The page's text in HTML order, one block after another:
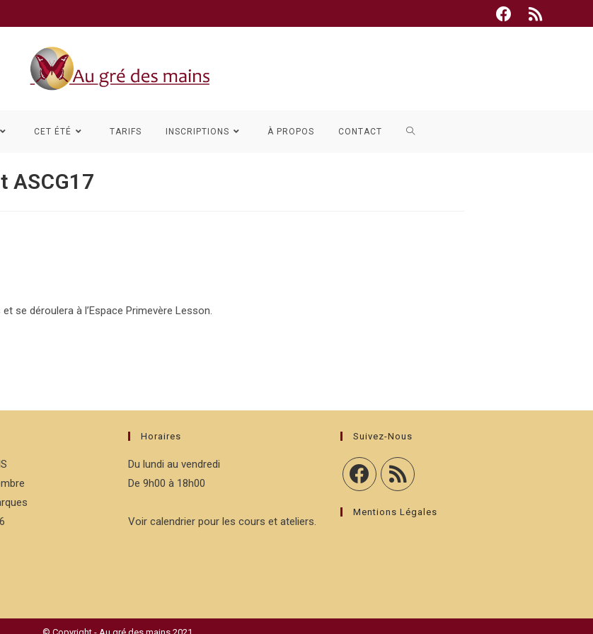
CET ÉTÉ TARIFS INSCRIPTIONS À PROPOS CONTACT TOGGLE
ASCG17
se déroulera à l’Espace Primevère Lesson.
Horaires
Du lundi au vendredi
De 9h00 à 18h00
Voir calendrier pour les cours et ateliers.
Suivez-Nous
Mentions Légales